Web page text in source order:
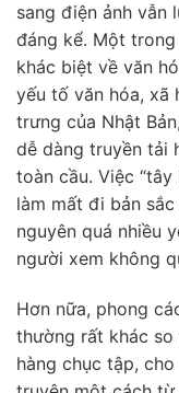
sang điện ảnh vẫn
đáng kể. Một
khác biệt về văn
yếu tố văn hóa, xã
trưng của Nhật
dễ dàng truyền tải
toàn cầu. Việc
làm mất đi bản
nguyên quá nhiều
người xem không
Hơn nữa, phong
thường rất khác so
hàng chục tập,